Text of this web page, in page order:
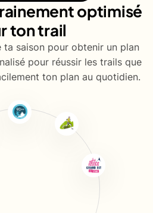
optimisé
ton trail
ta saison pour obtenir un plan
pour réussir les trails que
ton plan au quotidien.